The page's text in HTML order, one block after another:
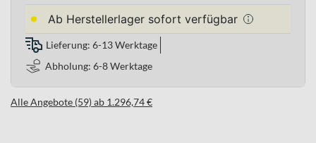
Ab Herstellerlager sofort verfügbar
Lieferung: 6-13 Werktage
Abholung: 6-8 Werktage
Alle Angebote (59) ab 1.296,74 €